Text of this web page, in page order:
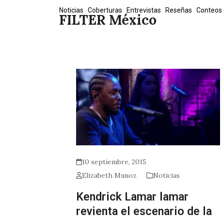
FILTER México
Noticias Coberturas Entrevistas Reseñas Conteos
10 septiembre, 2015
Elizabeth Munoz
Noticias
Kendrick Lamar lamar
revienta el escenario de la